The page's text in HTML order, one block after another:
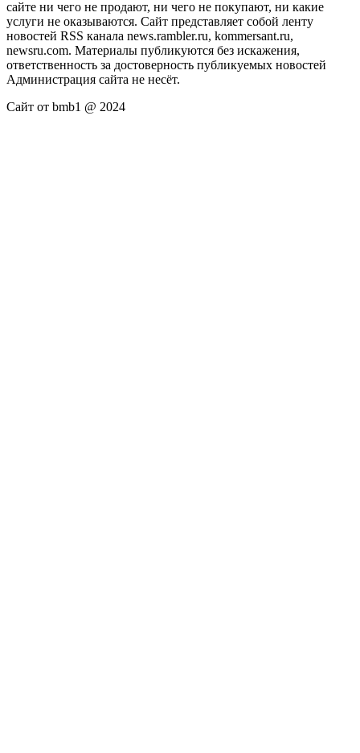
сайте ни чего не продают, ни чего не покупают, ни какие
услуги не оказываются. Сайт представляет собой ленту
новостей RSS канала news.rambler.ru, kommersant.ru,
newsru.com. Материалы публикуются без искажения,
ответственность за достоверность публикуемых новостей
Администрация сайта не несёт.
Сайт от bmb1 @ 2024